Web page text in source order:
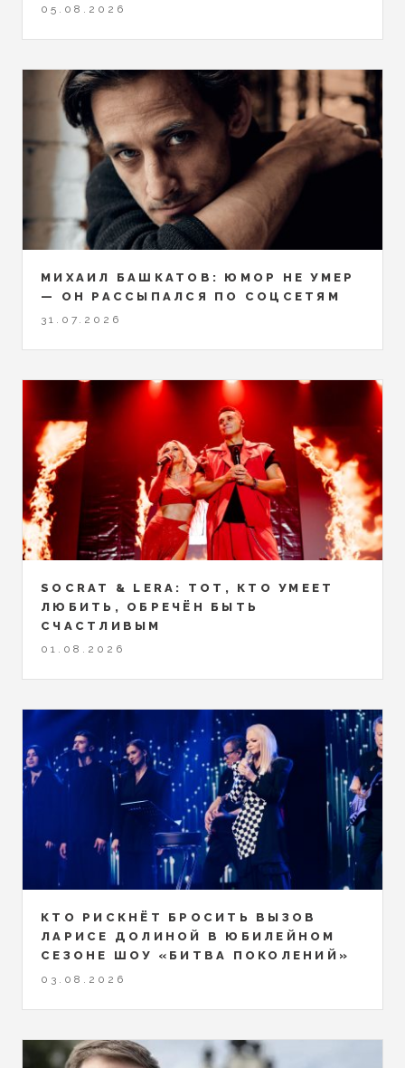
05.08.2026
МИХАИЛ БАШКАТОВ: ЮМОР НЕ УМЕР
— ОН РАССЫПАЛСЯ ПО СОЦСЕТЯМ
31.07.2026
SOCRAT & LERA: ТОТ, КТО УМЕЕТ
ЛЮБИТЬ, ОБРЕЧЁН БЫТЬ
СЧАСТЛИВЫМ
01.08.2026
КТО РИСКНЁТ БРОСИТЬ ВЫЗОВ
ЛАРИСЕ ДОЛИНОЙ В ЮБИЛЕЙНОМ
СЕЗОНЕ ШОУ «БИТВА ПОКОЛЕНИЙ»
03.08.2026